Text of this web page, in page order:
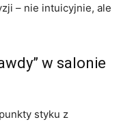
– nie intuicyjnie, ale
w salonie
styku z